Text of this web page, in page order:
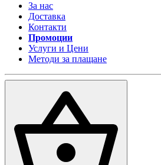
За нас
Доставка
Контакти
Промоции
Услуги и Цени
Методи за плащане